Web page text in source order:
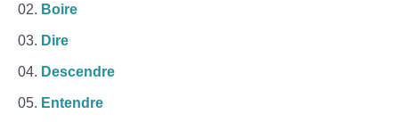
Boire
Dire
Descendre
Entendre